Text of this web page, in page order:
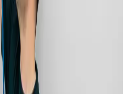
og reparation af alle